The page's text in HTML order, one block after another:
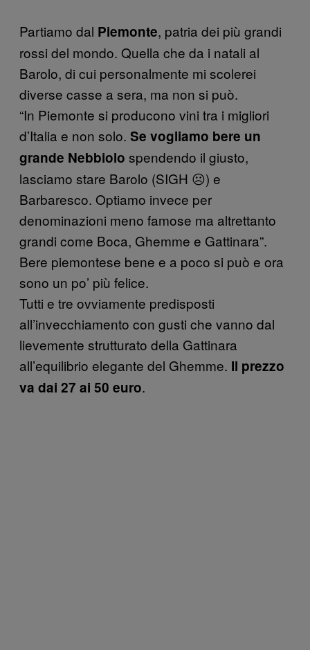
Partiamo dal Piemonte, patria dei più grandi
rossi del mondo. Quella che da i natali al
Barolo, di cui personalmente mi scolerei
diverse casse a sera, ma non si può.
“In Piemonte si producono vini tra i migliori
d’Italia e non solo. Se vogliamo bere un
grande Nebbiolo spendendo il giusto,
lasciamo stare Barolo (SIGH ☹) e
Barbaresco. Optiamo invece per
denominazioni meno famose ma altrettanto
grandi come Boca, Ghemme e Gattinara”.
Bere piemontese bene e a poco si può e ora
sono un po’ più felice.
Tutti e tre ovviamente predisposti
all’invecchiamento con gusti che vanno dal
lievemente strutturato della Gattinara
all’equilibrio elegante del Ghemme. Il prezzo
va dai 27 ai 50 euro.